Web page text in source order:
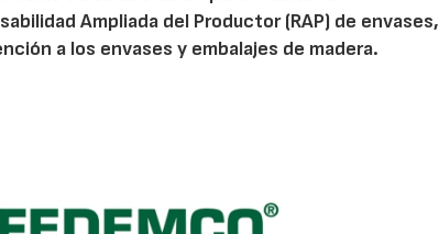
Ampliada del Productor (RAP) de envases,
a los envases y embalajes de madera.